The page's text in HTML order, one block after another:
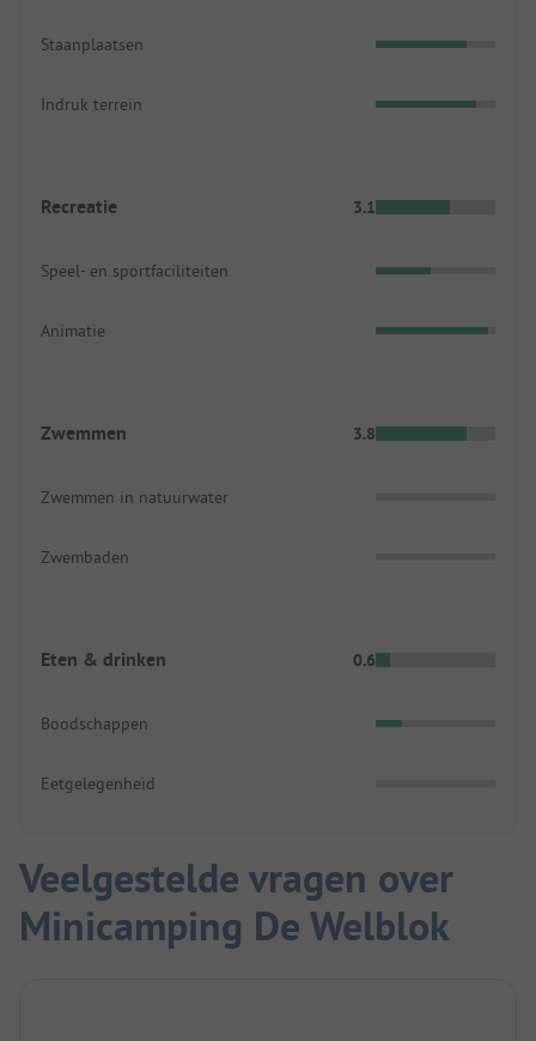
Staanplaatsen
Indruk terrein
Recreatie 3.1
Speel- en sportfaciliteiten
Animatie
Zwemmen 3.8
Zwemmen in natuurwater
Zwembaden
Eten & drinken 0.6
Boodschappen
Eetgelegenheid
Veelgestelde vragen over
Minicamping De Welblok